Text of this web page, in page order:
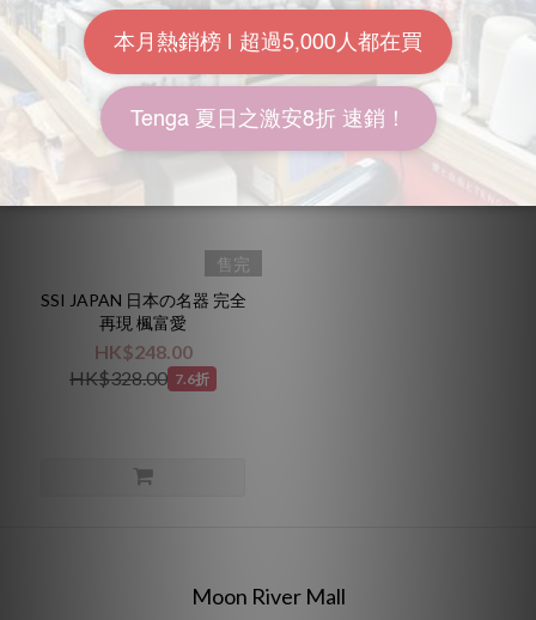
售完
SSI JAPAN 日本の名器 完全
再現 楓富愛
HK$248.00
HK$328.00 7.6折
Moon River Mall